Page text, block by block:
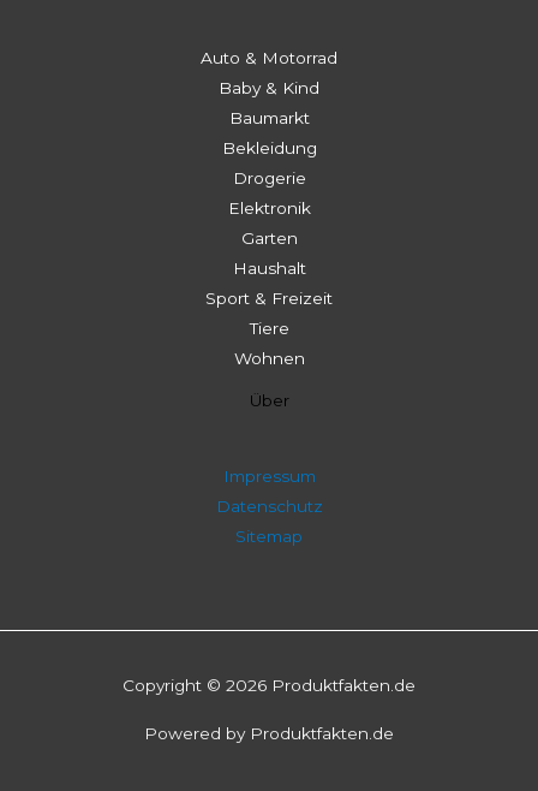
Auto & Motorrad
Baby & Kind
Baumarkt
Bekleidung
Drogerie
Elektronik
Garten
Haushalt
Sport & Freizeit
Tiere
Wohnen
Über
Impressum
Datenschutz
Sitemap
Copyright © 2026 Produktfakten.de
Powered by Produktfakten.de